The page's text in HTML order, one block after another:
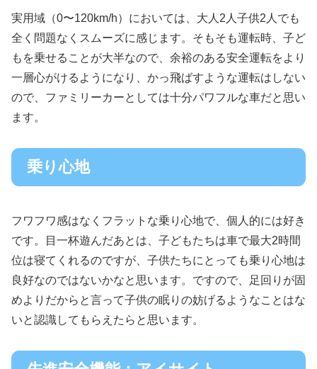
実用域（0〜120km/h）においては、大人2人子供2人でも
全く問題なくスムーズに感じます。そもそも運転時、子ど
もを乗せることが大半なので、余裕のある安全運転をより
一層心がけるようになり、かっ飛ばすような運転はしない
ので、ファミリーカーとしては十分パワフルな車だと思い
ます。
乗り心地
フワフワ感はなくフラットな乗り心地で、個人的には好き
です。目一杯遊んだあとは、子どもたちは車で最大2時間
位は寝てくれるのですが、子供たちにとっても乗り心地は
良好なのではないかなと思います。ですので、足回りが固
めよりだからと言って子供の眠りの妨げるようなことはな
いと認識してもらえたらと思います。